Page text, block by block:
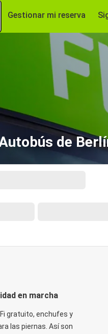
Gestionar mi reserva
de
en marcha
gratuito, enchufes y
las piernas. Así son